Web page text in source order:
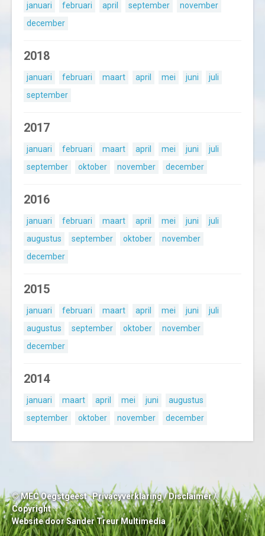
januari februari april september
november
december
2018
januari februari maart april mei juni
juli
september
2017
januari februari maart april mei juni
juli
september
oktober november december
2016
januari februari maart april mei juni
juli
augustus
september oktober
november
december
2015
januari februari maart april mei juni
juli
augustus
september oktober
november
december
2014
januari maart april mei juni
augustus
september
oktober november december
© MEC Oegstgeest Privacyverklaring/Disclaimer/
Copyright
Website doorSander Treur Multimedia